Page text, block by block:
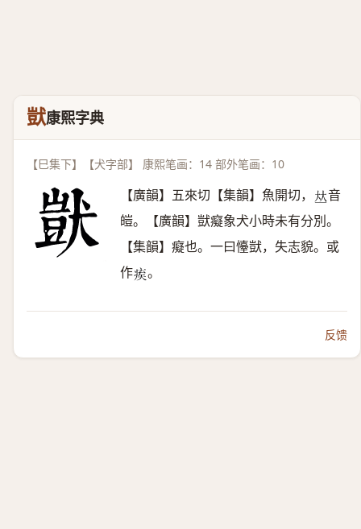
獃康熙字典
【巳集下】【犬字部】 康熙笔画：14 部外笔画：10
【廣韻】五來切【集韻】魚開切， 𠀤音
皚。【廣韻】獃癡象犬小時未有分別。
【集韻】癡也。一曰懛獃，失志貌。或
作𤶗 。
反馈